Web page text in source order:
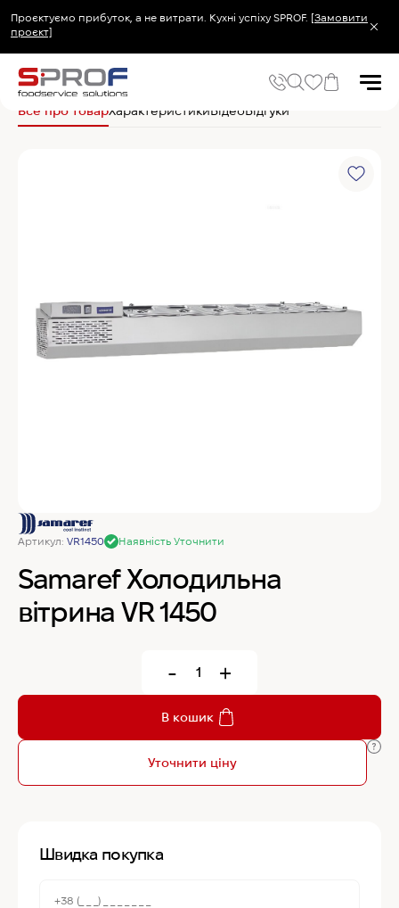
Проєктуємо прибуток, а не витрати. Кухні успіху SPROF. [Замовити
проєкт]
Хімія для пароконвектоматів
Хімія для посудомийних машин
Samaref Холодильна шафа PF 600 TN
Rational Пароконвекційна піч газова iCombi
Pro 6-1/1
Головна Холодильне та Морозильне обладнанняВітрини
Все про товарХарактеристикиВідеоВідгуки
Артикул: VR1450 Наявність Уточнити
Samaref Холодильна
вітрина VR 1450
- +
В кошик
Уточнити ціну
Швидка покупка